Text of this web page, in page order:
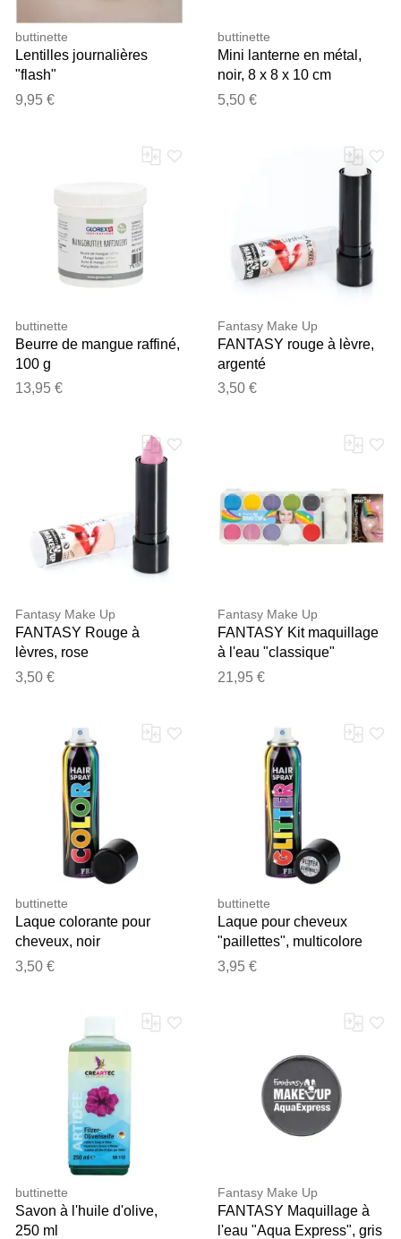
buttinette
Lentilles journalières
"flash"
9,95 €
buttinette
Mini lanterne en métal,
noir, 8 x 8 x 10 cm
5,50 €
buttinette
Beurre de mangue raffiné,
100 g
13,95 €
Fantasy Make Up
FANTASY rouge à lèvre,
argenté
3,50 €
Fantasy Make Up
FANTASY Rouge à
lèvres, rose
3,50 €
Fantasy Make Up
FANTASY Kit maquillage
à l'eau "classique"
21,95 €
buttinette
Laque colorante pour
cheveux, noir
3,50 €
buttinette
Laque pour cheveux
"paillettes", multicolore
3,95 €
buttinette
Savon à l'huile d'olive,
250 ml
Fantasy Make Up
FANTASY Maquillage à
l'eau "Aqua Express", gris